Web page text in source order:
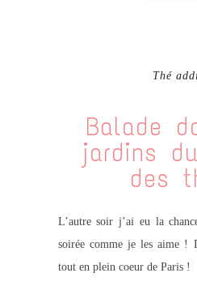
Thé
Balade
jardins
des
L’autre soir j’ai eu la
soirée comme je les aime !
tout en plein coeur de Paris !